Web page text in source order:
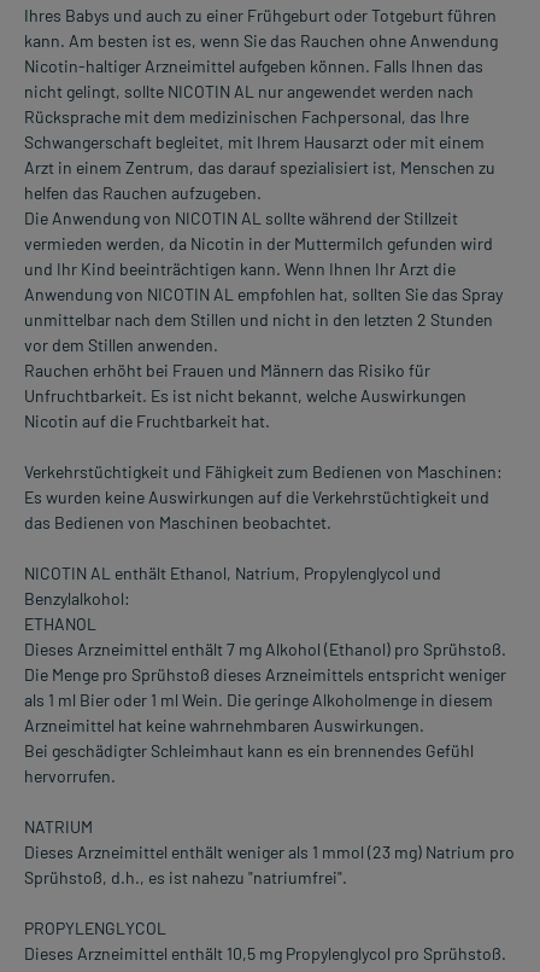
Ihres Babys und auch zu einer Frühgeburt oder Totgeburt führen
kann. Am besten ist es, wenn Sie das Rauchen ohne Anwendung
Nicotin-haltiger Arzneimittel aufgeben können. Falls Ihnen das
nicht gelingt, sollte NICOTIN AL nur angewendet werden nach
Rücksprache mit dem medizinischen Fachpersonal, das Ihre
Schwangerschaft begleitet, mit Ihrem Hausarzt oder mit einem
Arzt in einem Zentrum, das darauf spezialisiert ist, Menschen zu
helfen das Rauchen aufzugeben.
Die Anwendung von NICOTIN AL sollte während der Stillzeit
vermieden werden, da Nicotin in der Muttermilch gefunden wird
und Ihr Kind beeinträchtigen kann. Wenn Ihnen Ihr Arzt die
Anwendung von NICOTIN AL empfohlen hat, sollten Sie das Spray
unmittelbar nach dem Stillen und nicht in den letzten 2 Stunden
vor dem Stillen anwenden.
Rauchen erhöht bei Frauen und Männern das Risiko für
Unfruchtbarkeit. Es ist nicht bekannt, welche Auswirkungen
Nicotin auf die Fruchtbarkeit hat.
Verkehrstüchtigkeit und Fähigkeit zum Bedienen von Maschinen:
Es wurden keine Auswirkungen auf die Verkehrstüchtigkeit und
das Bedienen von Maschinen beobachtet.
NICOTIN AL enthält Ethanol, Natrium, Propylenglycol und
Benzylalkohol:
ETHANOL
Dieses Arzneimittel enthält 7 mg Alkohol (Ethanol) pro Sprühstoß.
Die Menge pro Sprühstoß dieses Arzneimittels entspricht weniger
als 1 ml Bier oder 1 ml Wein. Die geringe Alkoholmenge in diesem
Arzneimittel hat keine wahrnehmbaren Auswirkungen.
Bei geschädigter Schleimhaut kann es ein brennendes Gefühl
hervorrufen.
NATRIUM
Dieses Arzneimittel enthält weniger als 1 mmol (23 mg) Natrium pro
Sprühstoß, d.h., es ist nahezu "natriumfrei".
PROPYLENGLYCOL
Dieses Arzneimittel enthält 10,5 mg Propylenglycol pro Sprühstoß.